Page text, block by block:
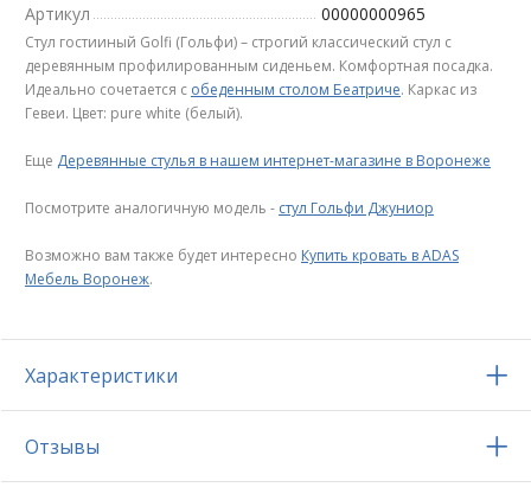
Артикул 00000000965
Cтул гостииный Golfi (Гольфи) – строгий классический стул с
деревянным профилированным сиденьем. Комфортная посадка.
Идеально сочетается с обеденным столом Беатриче. Каркас из
Гевеи. Цвет: pure white (белый).
Еще Деревянные стулья в нашем интернет-магазине в Воронеже
Посмотрите аналогичную модель - стул Гольфи Джуниор
Возможно вам также будет интересно Купить кровать в ADAS
Мебель Воронеж.
Характеристики
Отзывы